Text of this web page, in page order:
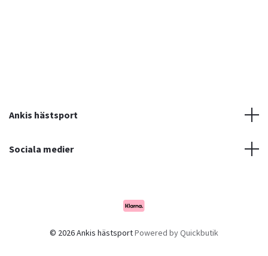
Ankis hästsport
Sociala medier
© 2026 Ankis hästsportPowered by Quickbutik